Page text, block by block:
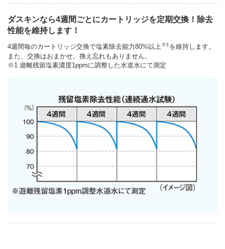
ダスキンなら4週間ごとにカートリッジを定期交換！除去
性能を維持します！
4週間毎のカートリッジ交換で塩素除去能力80%以上※1を維持します。
また、交換はおまかせ。換え忘れもありません。
※1 遊離残留塩素濃度1ppmに調整した水道水にて測定